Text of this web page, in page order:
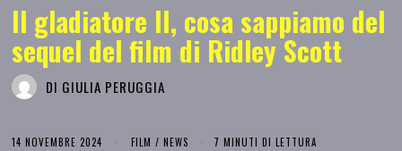
Il gladiatore II, cosa sappiamo del
sequel del film di Ridley Scott
DI GIULIA PERUGGIA
14 NOVEMBRE 2024 FILM / NEWS 7 MINUTI DI LETTURA